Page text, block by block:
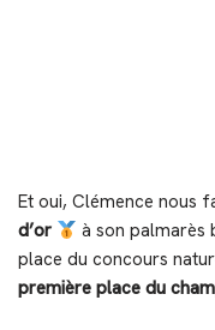
Et oui, Clémence nous
d’or
à son palmarès
place du concours
première place du